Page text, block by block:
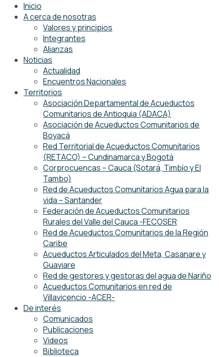
Inicio
A cerca de nosotras
Valores y principios
Integrantes
Alianzas
Noticias
Actualidad
Encuentros Nacionales
Territorios
Asociación Departamental de Acueductos
Comunitarios de Antioquia (ADACA)
Asociación de Acueductos Comunitarios de
Boyacá
Red Territorial de Acueductos Comunitarios
(RETACO) – Cundinamarca y Bogotá
Corprocuencas – Cauca (Sotará, Timbío y El
Tambo)
Red de Acueductos Comunitarios Agua para la
vida – Santander
Federación de Acueductos Comunitarios
Rurales del Valle del Cauca -FECOSER
Red de Acueductos Comunitarios de la Región
Caribe
Acueductos Articulados del Meta, Casanare y
Guaviare
Red de gestores y gestoras del agua de Nariño
Acueductos Comunitarios en red de
Villavicencio -ACER-
De interés
Comunicados
Publicaciones
Videos
Biblioteca